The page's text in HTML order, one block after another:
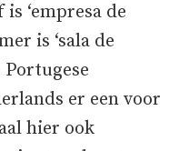
‘empresa de
is ‘sala de
er een voor
hier ook